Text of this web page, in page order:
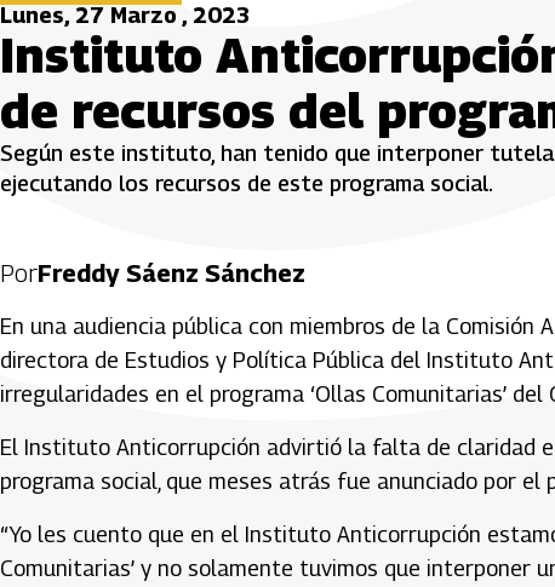
Lunes, 27 Marzo , 2023
Instituto
de recursos del
Según este instituto, han tenido que interponer
ejecutando los recursos de este programa social.
PorFreddy Sáenz Sánchez
En una audiencia pública con miembros de la
directora de Estudios y Política Pública del Instituto
irregularidades en el programa ‘Ollas Comunitarias’ del
El Instituto Anticorrupción advirtió la falta de claridad
programa social, que meses atrás fue anunciado por el
“Yo les cuento que en el Instituto Anticorrupción
Comunitarias’ y no solamente tuvimos que interponer